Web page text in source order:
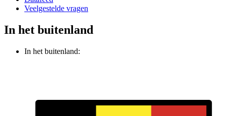
Veelgestelde vragen
In het buitenland
In het buitenland: